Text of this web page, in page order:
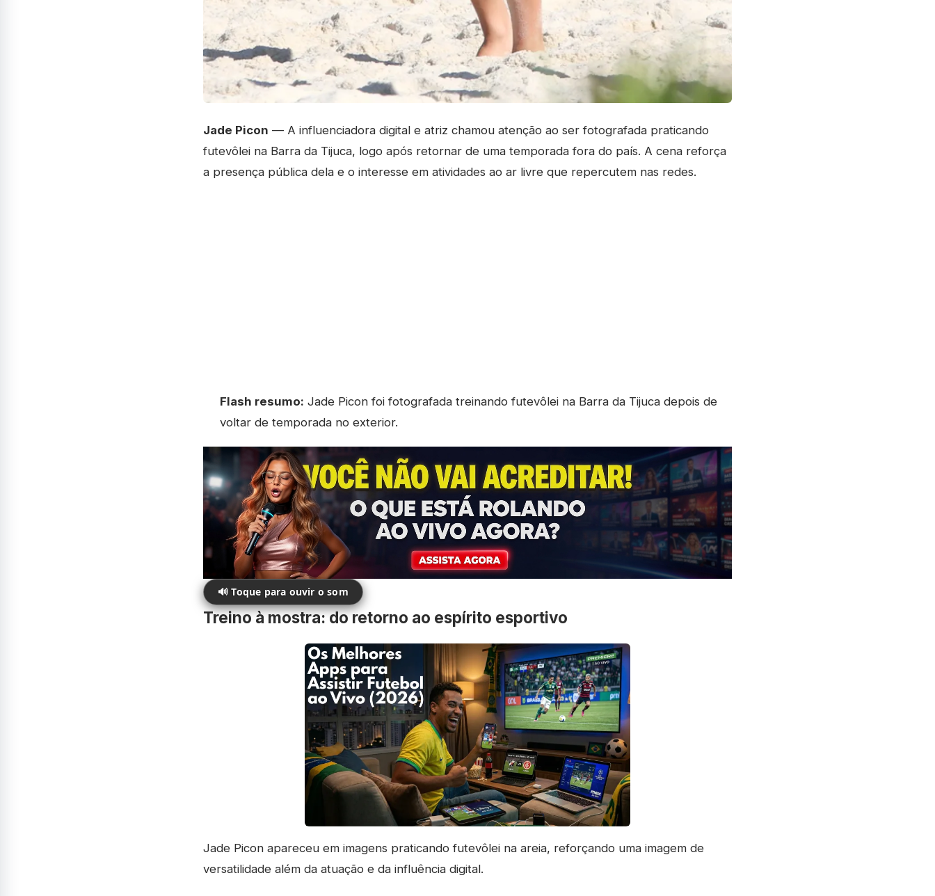
Jade Picon — A influenciadora digital e atriz chamou atenção ao ser fotografada praticando
futevôlei na Barra da Tijuca, logo após retornar de uma temporada fora do país. A cena reforça
a presença pública dela e o interesse em atividades ao ar livre que repercutem nas redes.
Flash resumo: Jade Picon foi fotografada treinando futevôlei na Barra da Tijuca depois de
voltar de temporada no exterior.
🔊 Toque para ouvir o som
Treino à mostra: do retorno ao espírito esportivo
Jade Picon apareceu em imagens praticando futevôlei na areia, reforçando uma imagem de
versatilidade além da atuação e da influência digital.